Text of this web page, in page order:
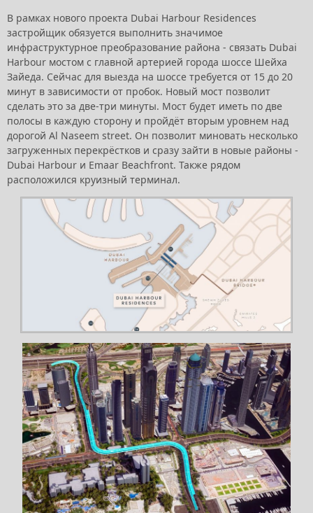
В рамках нового проекта Dubai Harbour Residences
застройщик обязуется выполнить значимое
инфраструктурное преобразование района - связать Dubai
Harbour мостом с главной артерией города шоссе Шейха
Зайеда. Сейчас для выезда на шоссе требуется от 15 до 20
минут в зависимости от пробок. Новый мост позволит
сделать это за две-три минуты. Мост будет иметь по две
полосы в каждую сторону и пройдёт вторым уровнем над
дорогой Al Naseem street. Он позволит миновать несколько
загруженных перекрёстков и сразу зайти в новые районы -
Dubai Harbour и Emaar Beachfront. Также рядом
расположился круизный терминал.